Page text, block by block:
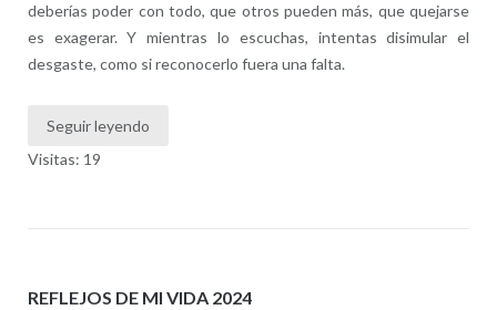
deberías poder con todo, que otros pueden más, que quejarse
es exagerar. Y mientras lo escuchas, intentas disimular el
desgaste, como si reconocerlo fuera una falta.
Seguir leyendo
Visitas: 19
REFLEJOS DE MI VIDA 2024